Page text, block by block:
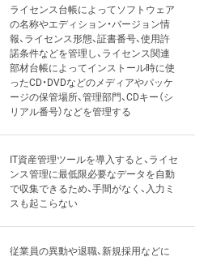
ライセンス台帳によってソフトウェア
の名称やエディション・バージョン情
報、ライセンス形態、証書番号、使用許
諾条件などを管理し、ライセンス関連
部材台帳によってインストール時に使
ったCD・DVDなどのメディアやパッケ
ージの保管場所、管理部門、CDキー（シ
リアル番号）などを管理する
IT資産管理ツールを導入すると、ライセ
ンス管理に最低限必要なデータを自動
で収集できるため、手間がなく、入力ミ
スも起こらない
従業員の異動や退職、新規採用などに